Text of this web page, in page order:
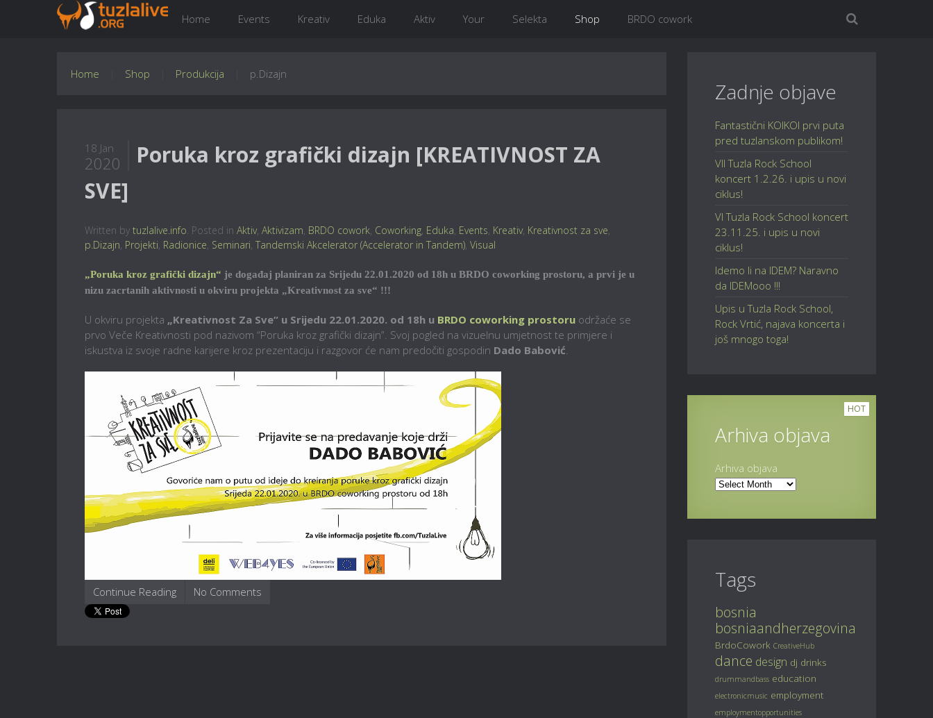
Home Events Kreativ Eduka Aktiv Your Selekta Shop BRDO cowork
Home Shop Produkcija p.Dizajn
18 Jan
2020
Poruka kroz grafički dizajn [KREATIVNOST ZA
SVE]
Written by tuzlalive.info. Posted in Aktiv, Aktivizam, BRDO cowork, Coworking, Eduka, Events, Kreativ, Kreativnost za sve,
p.Dizajn, Projekti, Radionice, Seminari, Tandemski Akcelerator (Accelerator in Tandem), Visual
„Poruka kroz grafički dizajn“ je događaj planiran za Srijedu 22.01.2020 od 18h u BRDO coworking prostoru, a prvi je u
nizu zacrtanih aktivnosti u okviru projekta „Kreativnost za sve“ !!!
U okviru projekta „Kreativnost Za Sve“ u Srijedu 22.01.2020. od 18h u BRDO coworking prostoru održaće se
prvo Veče Kreativnosti pod nazivom “Poruka kroz grafički dizajn”. Svoj pogled na vizuelnu umjetnost te primjere i
iskustva iz svoje radne karijere kroz prezentaciju i razgovor će nam predočiti gospodin Dado Babović.
Continue Reading No Comments
Zadnje objave
Fantastični KOIKOI prvi puta
pred tuzlanskom publikom!
VII Tuzla Rock School
koncert 1.2.26. i upis u novi
ciklus!
VI Tuzla Rock School koncert
23.11.25. i upis u novi
ciklus!
Idemo li na IDEM? Naravno
da IDEMooo !!!
Upis u Tuzla Rock School,
Rock Vrtić, najava koncerta i
još mnogo toga!
HOT
Arhiva objava
Arhiva objava
Tags
bosnia
bosniaandherzegovina
BrdoCowork CreativeHub
dance design dj drinks
drummandbass education
electronicmusic employment
employmentopportunities